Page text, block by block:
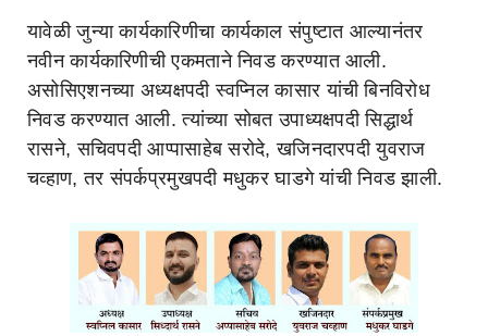
यावेळी जुन्या कार्यकारिणीचा कार्यकाल संपुष्टात आल्यानंतर
नवीन कार्यकारिणीची एकमताने निवड करण्यात आली.
असोसिएशनच्या अध्यक्षपदी स्वप्निल कासार यांची बिनविरोध
निवड करण्यात आली. त्यांच्या सोबत उपाध्यक्षपदी सिद्धार्थ
रासने, सचिवपदी आप्पासाहेब सरोदे, खजिनदारपदी युवराज
चव्हाण, तर संपर्कप्रमुखपदी मधुकर घाडगे यांची निवड झाली.